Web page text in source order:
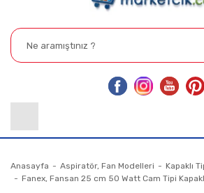
Anasayfa Aspiratör, Fan Modelleri
Kapaklı
Fanex, Fansan 25 cm 50 Watt Cam Tipi